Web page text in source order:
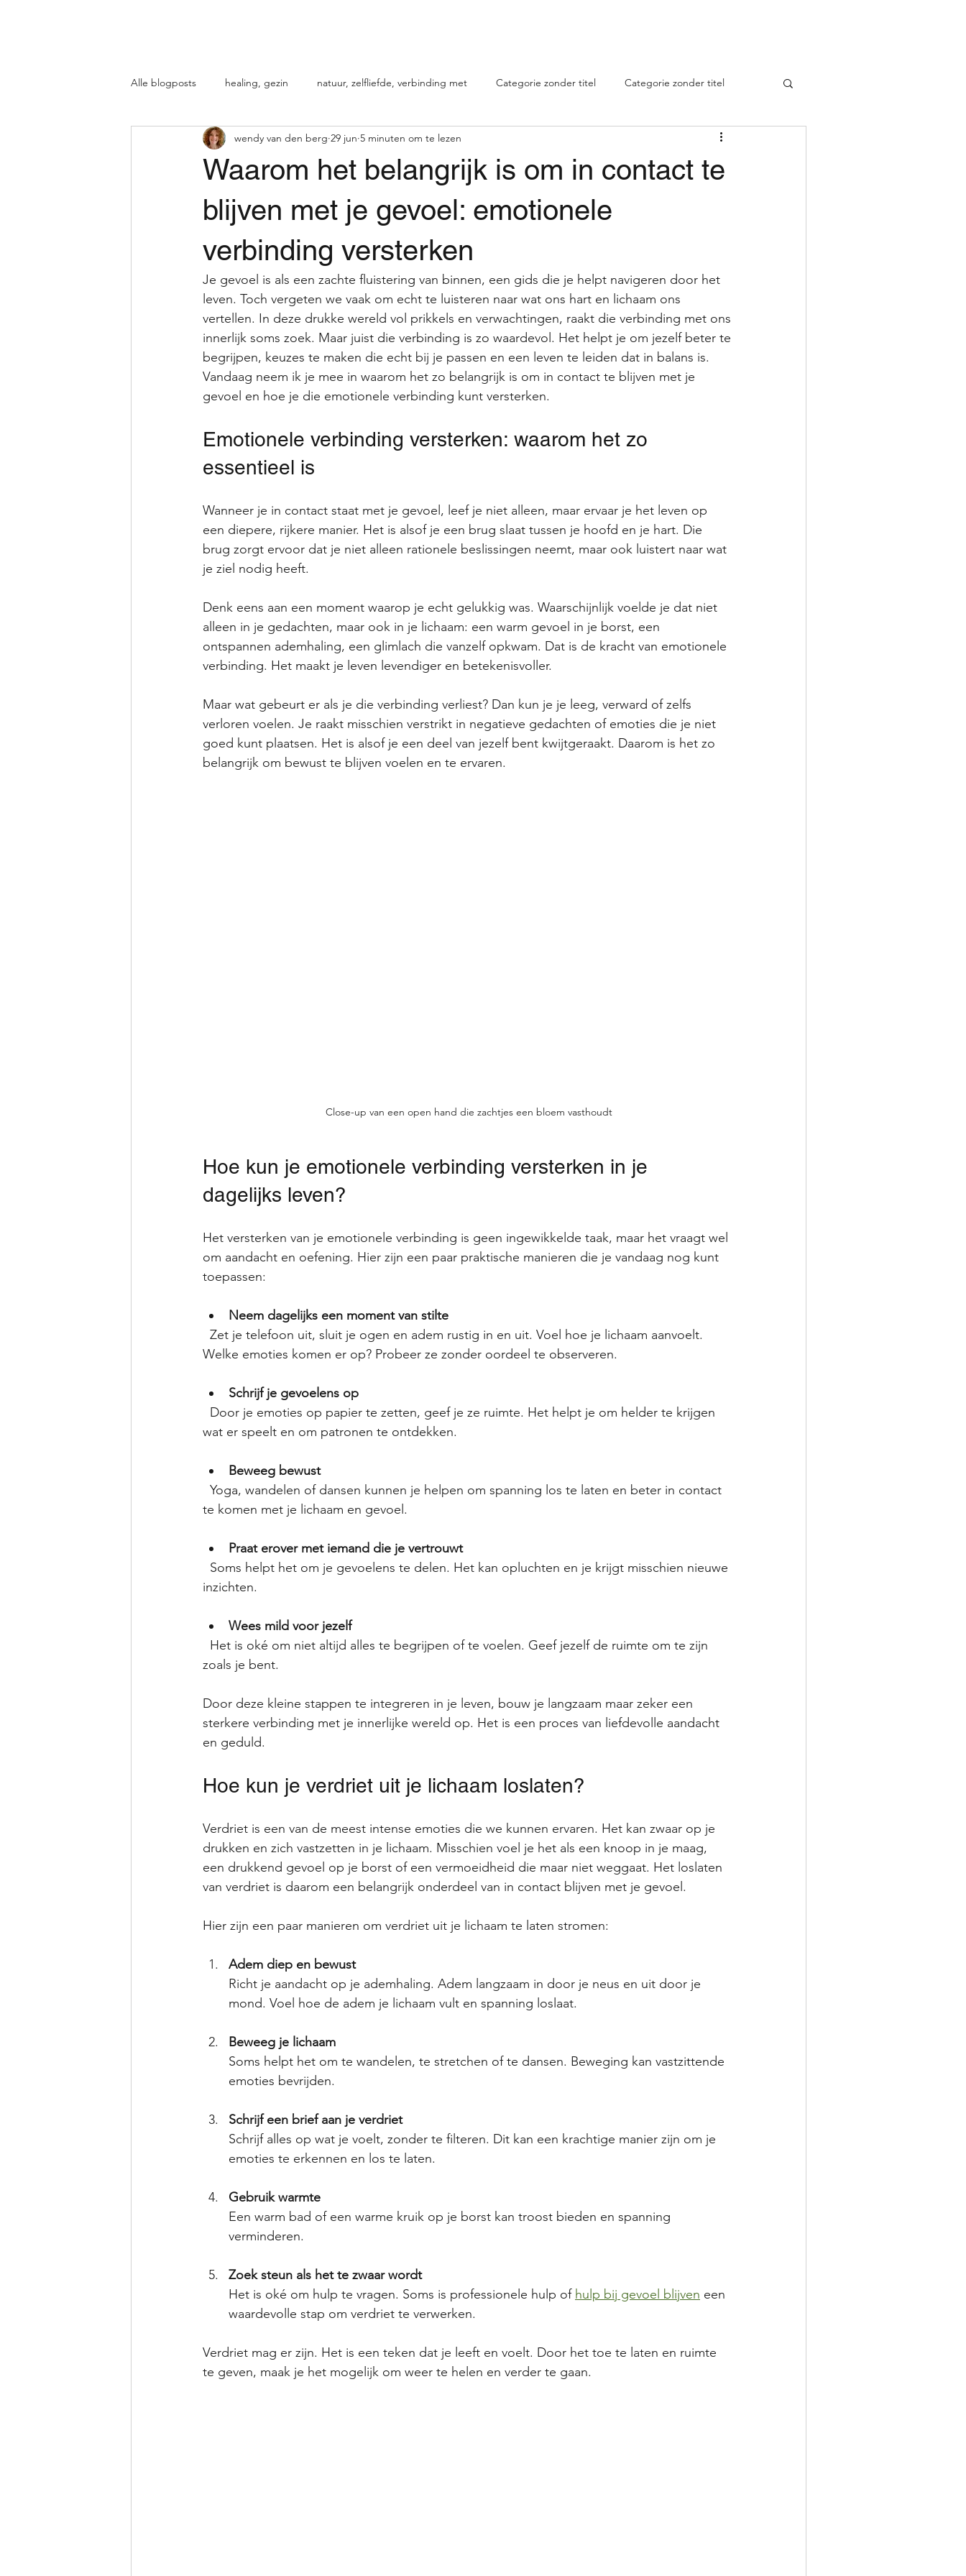
Alle blogposts healing, gezin natuur, zelfliefde, verbinding met Categorie zonder titel Categorie zonder titel
Waarom het belangrijk is om in contact te
blijven met je gevoel: emotionele
verbinding versterken
wendy van den berg 29 jun 5 minuten om te lezen
Je gevoel is als een zachte fluistering van binnen, een gids die je helpt navigeren door het
leven. Toch vergeten we vaak om echt te luisteren naar wat ons hart en lichaam ons
vertellen. In deze drukke wereld vol prikkels en verwachtingen, raakt die verbinding met ons
innerlijk soms zoek. Maar juist die verbinding is zo waardevol. Het helpt je om jezelf beter te
begrijpen, keuzes te maken die echt bij je passen en een leven te leiden dat in balans is.
Vandaag neem ik je mee in waarom het zo belangrijk is om in contact te blijven met je
gevoel en hoe je die emotionele verbinding kunt versterken.
Emotionele verbinding versterken: waarom het zo
essentieel is
Wanneer je in contact staat met je gevoel, leef je niet alleen, maar ervaar je het leven op
een diepere, rijkere manier. Het is alsof je een brug slaat tussen je hoofd en je hart. Die
brug zorgt ervoor dat je niet alleen rationele beslissingen neemt, maar ook luistert naar wat
je ziel nodig heeft.
Denk eens aan een moment waarop je echt gelukkig was. Waarschijnlijk voelde je dat niet
alleen in je gedachten, maar ook in je lichaam: een warm gevoel in je borst, een
ontspannen ademhaling, een glimlach die vanzelf opkwam. Dat is de kracht van emotionele
verbinding. Het maakt je leven levendiger en betekenisvoller.
Maar wat gebeurt er als je die verbinding verliest? Dan kun je je leeg, verward of zelfs
verloren voelen. Je raakt misschien verstrikt in negatieve gedachten of emoties die je niet
goed kunt plaatsen. Het is alsof je een deel van jezelf bent kwijtgeraakt. Daarom is het zo
belangrijk om bewust te blijven voelen en te ervaren.
Close-up van een open hand die zachtjes een bloem vasthoudt
Hoe kun je emotionele verbinding versterken in je
dagelijks leven?
Het versterken van je emotionele verbinding is geen ingewikkelde taak, maar het vraagt wel
om aandacht en oefening. Hier zijn een paar praktische manieren die je vandaag nog kunt
toepassen:
Neem dagelijks een moment van stilte
Welke emoties komen er op? Probeer ze zonder oordeel te observeren.
Schrijf je gevoelens op
wat er speelt en om patronen te ontdekken.
Beweeg bewust
te komen met je lichaam en gevoel.
Praat erover met iemand die je vertrouwt
inzichten.
Wees mild voor jezelf
zoals je bent.
Door deze kleine stappen te integreren in je leven, bouw je langzaam maar zeker een
sterkere verbinding met je innerlijke wereld op. Het is een proces van liefdevolle aandacht
en geduld.
Hoe kun je verdriet uit je lichaam loslaten?
Verdriet is een van de meest intense emoties die we kunnen ervaren. Het kan zwaar op je
drukken en zich vastzetten in je lichaam. Misschien voel je het als een knoop in je maag,
een drukkend gevoel op je borst of een vermoeidheid die maar niet weggaat. Het loslaten
van verdriet is daarom een belangrijk onderdeel van in contact blijven met je gevoel.
Hier zijn een paar manieren om verdriet uit je lichaam te laten stromen:
Adem diep en bewust
Richt je aandacht op je ademhaling. Adem langzaam in door je neus en uit door je
mond. Voel hoe de adem je lichaam vult en spanning loslaat.
Beweeg je lichaam
Soms helpt het om te wandelen, te stretchen of te dansen. Beweging kan vastzittende
emoties bevrijden.
Schrijf een brief aan je verdriet
Schrijf alles op wat je voelt, zonder te filteren. Dit kan een krachtige manier zijn om je
emoties te erkennen en los te laten.
Gebruik warmte
Een warm bad of een warme kruik op je borst kan troost bieden en spanning
verminderen.
Zoek steun als het te zwaar wordt
Het is oké om hulp te vragen. Soms is professionele hulp of hulp bij gevoel blijven een
waardevolle stap om verdriet te verwerken.
Verdriet mag er zijn. Het is een teken dat je leeft en voelt. Door het toe te laten en ruimte
te geven, maak je het mogelijk om weer te helen en verder te gaan.